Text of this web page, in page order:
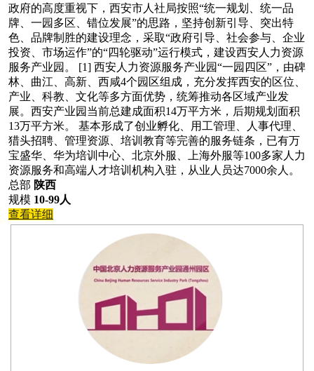
政府的高度重视下，西安市人社局按照“统一规划、统一品
牌、一园多区、错位发展”的思路，坚持创新引导、突出特
色、品牌制胜的建设理念，采取“政府引导、社会参与、企业
投资、市场运作”的“四轮驱动”运行模式，建设西安人力资源
服务产业园。 [1] 西安人力资源服务产业园“一园四区”，由碑
林、曲江、高新、西咸4个园区组成，充分发挥西安的区位、
产业、科教、文化等多方面优势，统筹推动各区域产业发
展。西安产业园当前总建成面积14万平方米，后期规划面积
13万平方米。 基本形成了创业孵化、用工管理、人事代理、
猎头招聘、管理资源、培训教育等完善的服务链条，已有万
宝盛华、华为培训中心、北京外服、上海外服等100多家人力
资源服务和高端人才培训机构入驻，从业人员达7000余人。
总部 陕西
规模 10-99人
查看详细